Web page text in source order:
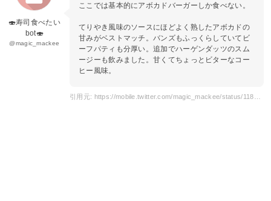
🍣寿司食べたい
bot🍣
@magic_mackee
ここでは基本的にアボカドバーガーしか食べない。
てりやき風味のソースにほどよく熟したアボカドの
甘みがベストマッチ。バンズもふっくらしていてビ
ーフパティも分厚い。追加でハーゲンダッツのスム
ージーも飲みました。甘くてちょっとビターなコー
ヒー風味。